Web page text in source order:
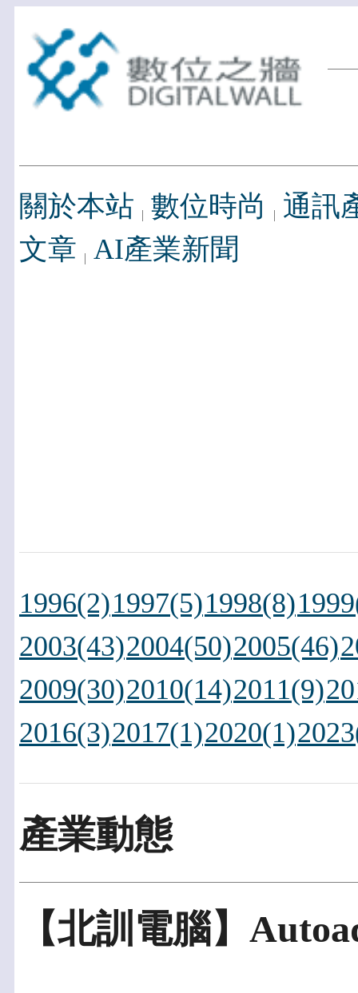
關於本站 數位時尚
通訊
文章 AI產業新聞
1996(2)1997(5)1998(8)
2003(43)2004(50)2005(46)
2009(30)2010(14)2011(9)
2016(3)2017(1)2020(1)
產業動態
【北訓電腦】